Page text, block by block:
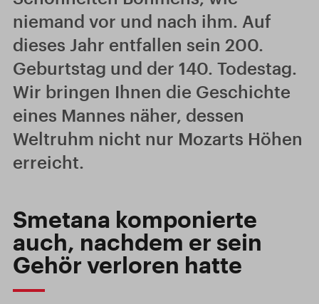
niemand vor und nach ihm. Auf
dieses Jahr entfallen sein 200.
Geburtstag und der 140. Todestag.
Wir bringen Ihnen die Geschichte
eines Mannes näher, dessen
Weltruhm nicht nur Mozarts Höhen
erreicht.
Smetana komponierte
auch, nachdem er sein
Gehör verloren hatte